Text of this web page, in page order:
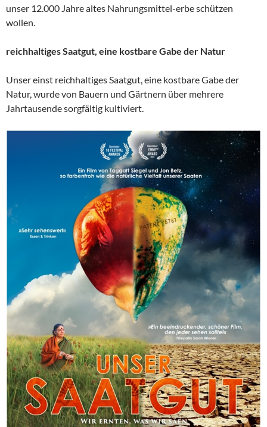
unser 12.000 Jahre altes Nahrungsmittel-erbe schützen
wollen.
reichhaltiges Saatgut, eine kostbare Gabe der Natur
Unser einst reichhaltiges Saatgut, eine kostbare Gabe der
Natur, wurde von Bauern und Gärtnern über mehrere
Jahrtausende sorgfältig kultiviert.